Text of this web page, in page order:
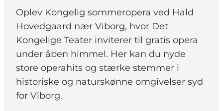
Planlæg ferien
Oplev Kongelig sommeropera ved Hald
Hovedgaard nær Viborg, hvor Det
Kongelige Teater inviterer til gratis opera
under åben himmel. Her kan du nyde
store operahits og stærke stemmer i
historiske og naturskønne omgivelser syd
for Viborg.